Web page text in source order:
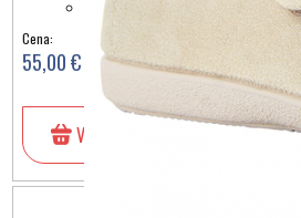
Cena:
55,00 €
V košarico
Cena: